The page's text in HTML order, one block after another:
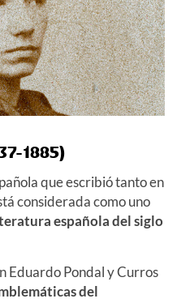
1885)
que escribió tanto en
considerada como uno
española del siglo
Eduardo Pondal y Curros
del